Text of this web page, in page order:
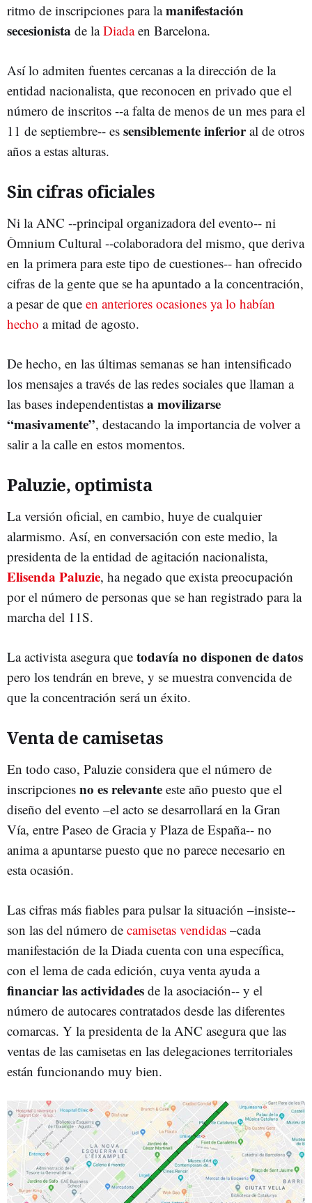
ritmo de inscripciones para lamanifestación
secesionista de laDiadaen Barcelona.
Así lo admiten fuentes cercanas a la dirección de la
entidad nacionalista, que reconocen en privado que el
número de inscritos --a falta de menos de un mes para el
11 de septiembre-- es sensiblemente inferioral de otros
años a estas alturas.
Sin cifras oficiales
Ni la ANC --principal organizadora del evento-- ni
Òmnium Cultural --colaboradora del mismo, que deriva
en la primera para este tipo de cuestiones-- han ofrecido
cifras de la gente que se ha apuntado a la concentración,
a pesar de que en anteriores ocasiones ya lo habían
hecho a mitad de agosto.
De hecho, en las últimas semanas se han intensificado
los mensajes a través de las redes sociales que llaman a
las bases independentistas a movilizarse
“masivamente”, destacando la importancia de volver a
salir a la calle en estos momentos.
Paluzie, optimista
La versión oficial, en cambio, huye de cualquier
alarmismo. Así, en conversación con este medio, la
presidenta de la entidad de agitación nacionalista,
Elisenda Paluzie, ha negado que exista preocupación
por el número de personas que se han registrado para la
marcha del 11S.
La activista asegura que todavía no disponen de datos
pero los tendrán en breve, y se muestra convencida de
que la concentración será un éxito.
Venta de camisetas
En todo caso, Paluzie considera que el número de
inscripciones no es relevante este año puesto que el
diseño del evento –el acto se desarrollará en la Gran
Vía, entre Paseo de Gracia y Plaza de España-- no
anima a apuntarse puesto que no parece necesario en
esta ocasión.
Las cifras más fiables para pulsar la situación –insiste--
son las del número de camisetas vendidas –cada
manifestación de la Diada cuenta con una específica,
con el lema de cada edición, cuya venta ayuda a
financiar las actividades de la asociación-- y el
número de autocares contratados desde las diferentes
comarcas. Y la presidenta de la ANC asegura que las
ventas de las camisetas en las delegaciones territoriales
están funcionando muy bien.